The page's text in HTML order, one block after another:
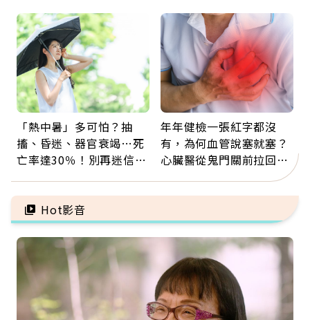
「熱中暑」多可怕？抽
搐、昏迷、器官衰竭…死
亡率達30％！別再迷信
5招才能真救命
年年健檢一張紅字都沒
有，為何血管說塞就塞？
心臟醫從鬼門關前拉回病
人：會不會心梗要看對數
字
Hot影音